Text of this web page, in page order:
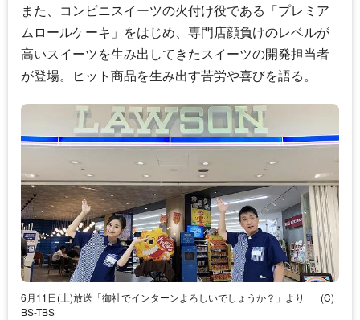
また、コンビニスイーツの火付け役である「プレミア
ムロールケーキ」をはじめ、専門店顔負けのレベルが
高いスイーツを生み出してきたスイーツの開発担当者
が登場。ヒット商品を生み出す苦労や喜びを語る。
6月11日(土)放送「御社でインターンよろしいでしょうか？」より
(C)
BS-TBS